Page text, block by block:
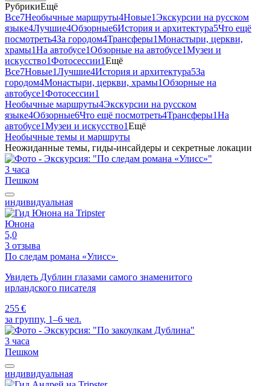
РубрикиЕщё
Все7Необычные маршруты4Новые1Экскурсии на русском
языке4Лучшие4Обзорные6История и архитектура5Что ещё
посмотреть4За городом4Трансферы1Монастыри, церкви,
храмы1На автобусе1Обзорные на автобусе1Музеи и
искусство1Фотосессии1Ещё
Все7Новые1Лучшие4История и архитектура5За
городом4Монастыри, церкви, храмы1Обзорные на
автобусе1Фотосессии1
Необычные маршруты4Экскурсии на русском
языке4Обзорные6Что ещё посмотреть4Трансферы1На
автобусе1Музеи и искусство1Ещё
Необычные темы и маршруты
Неожиданные темы, гиды-инсайдеры и секретные локации
3 часа
Пешком
индивидуальная
Юнона
5,0
3 отзыва
По следам романа «Улисс»
Увидеть Дублин глазами самого знаменитого
ирландского писателя
255 €
за группу, 1–6 чел.
3 часа
Пешком
индивидуальная